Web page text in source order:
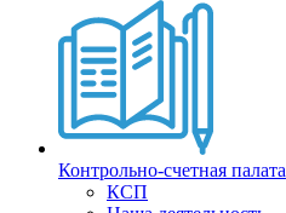
Контрольно-счетная палата
КСП